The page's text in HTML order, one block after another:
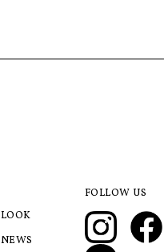
LOOK
NEWS
FOLLOW US